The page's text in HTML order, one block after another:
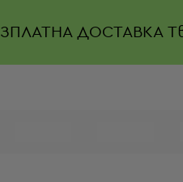
ДОСТАВКА